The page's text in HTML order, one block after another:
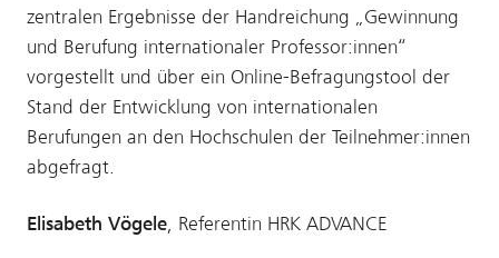
zentralen Ergebnisse der Handreichung „Gewinnung
und Berufung internationaler Professor:innen“
vorgestellt und über ein Online-Befragungstool der
Stand der Entwicklung von internationalen
Berufungen an den Hochschulen der Teilnehmer:innen
abgefragt.
Elisabeth Vögele, Referentin HRK ADVANCE